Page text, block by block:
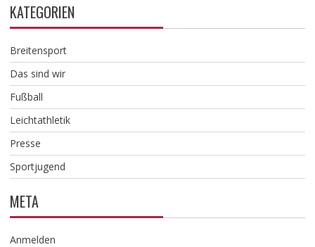
KATEGORIEN
Breitensport
Das sind wir
Fußball
Leichtathletik
Presse
Sportjugend
META
Anmelden